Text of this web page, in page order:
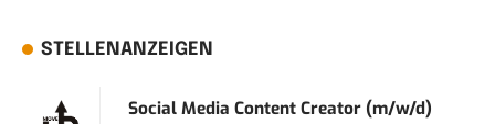
STELLENANZEIGEN
Social Media Content Creator (m/w/d)